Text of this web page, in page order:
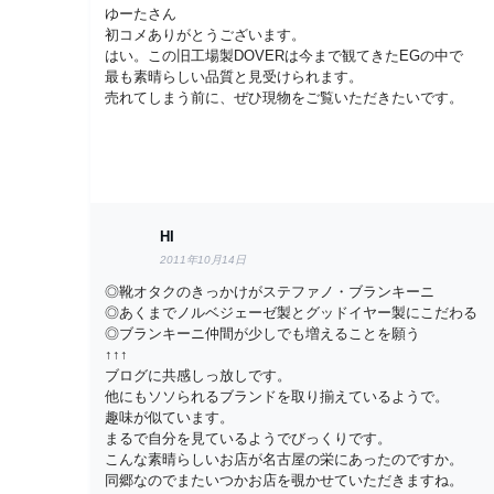
ゆーたさん
初コメありがとうございます。
はい。この旧工場製DOVERは今まで観てきたEGの中で
最も素晴らしい品質と見受けられます。
売れてしまう前に、ぜひ現物をご覧いただきたいです。
HI
2011年10月14日
◎靴オタクのきっかけがステファノ・ブランキーニ
◎あくまでノルベジェーゼ製とグッドイヤー製にこだわる
◎ブランキーニ仲間が少しでも増えることを願う
↑↑↑
ブログに共感しっ放しです。
他にもソソられるブランドを取り揃えているようで。
趣味が似ています。
まるで自分を見ているようでびっくりです。
こんな素晴らしいお店が名古屋の栄にあったのですか。
同郷なのでまたいつかお店を覗かせていただきますね。